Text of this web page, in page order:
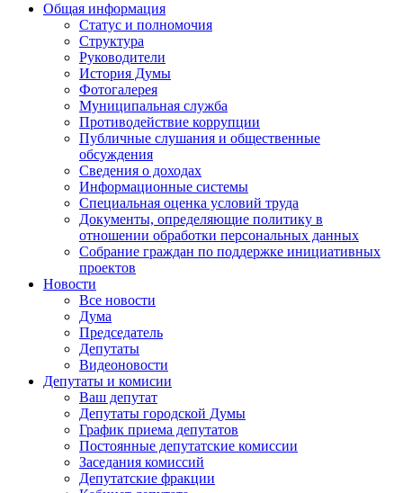
Общая информация
Статус и полномочия
Структура
Руководители
История Думы
Фотогалерея
Муниципальная служба
Противодействие коррупции
Публичные слушания и общественные
обсуждения
Сведения о доходах
Информационные системы
Специальная оценка условий труда
Документы, определяющие политику в
отношении обработки персональных данных
Собрание граждан по поддержке инициативных
проектов
Новости
Все новости
Дума
Председатель
Депутаты
Видеоновости
Депутаты и комисии
Ваш депутат
Депутаты городской Думы
График приема депутатов
Постоянные депутатские комиссии
Заседания комиссий
Депутатские фракции